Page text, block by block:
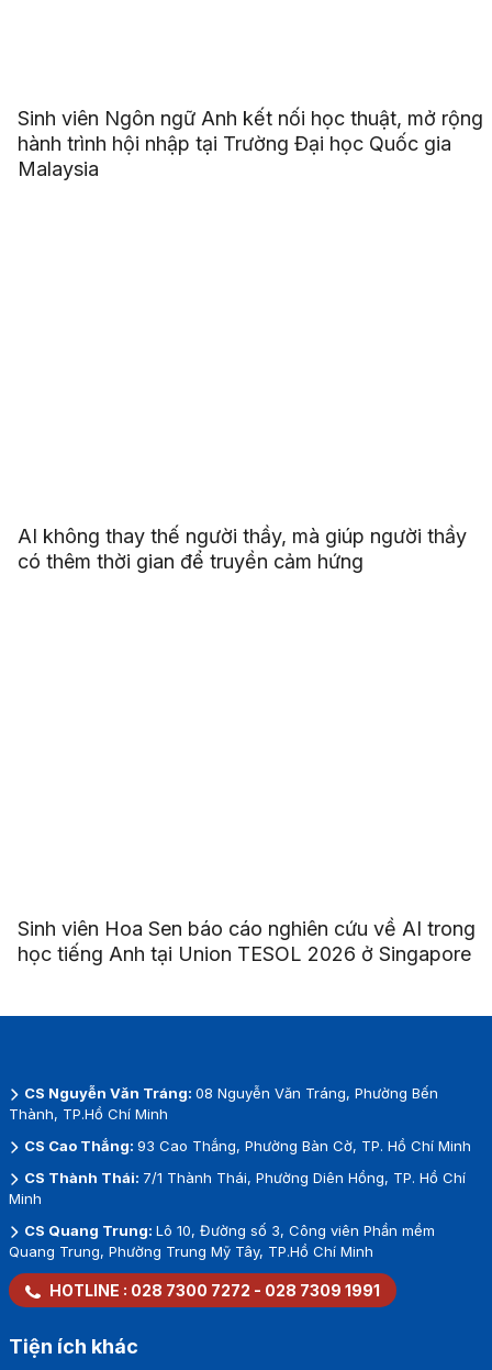
Sinh viên Ngôn ngữ Anh kết nối học thuật, mở rộng
hành trình hội nhập tại Trường Đại học Quốc gia
Malaysia
AI không thay thế người thầy, mà giúp người thầy
có thêm thời gian để truyền cảm hứng
Sinh viên Hoa Sen báo cáo nghiên cứu về AI trong
học tiếng Anh tại Union TESOL 2026 ở Singapore
CS Nguyễn Văn Tráng: 08 Nguyễn Văn Tráng, Phường Bến
Thành, TP.Hồ Chí Minh
CS Cao Thắng: 93 Cao Thắng, Phường Bàn Cờ, TP. Hồ Chí Minh
CS Thành Thái: 7/1 Thành Thái, Phường Diên Hồng, TP. Hồ Chí
Minh
CS Quang Trung: Lô 10, Đường số 3, Công viên Phần mềm
Quang Trung, Phường Trung Mỹ Tây, TP.Hồ Chí Minh
HOTLINE : 028 7300 7272 - 028 7309 1991
Tiện ích khác